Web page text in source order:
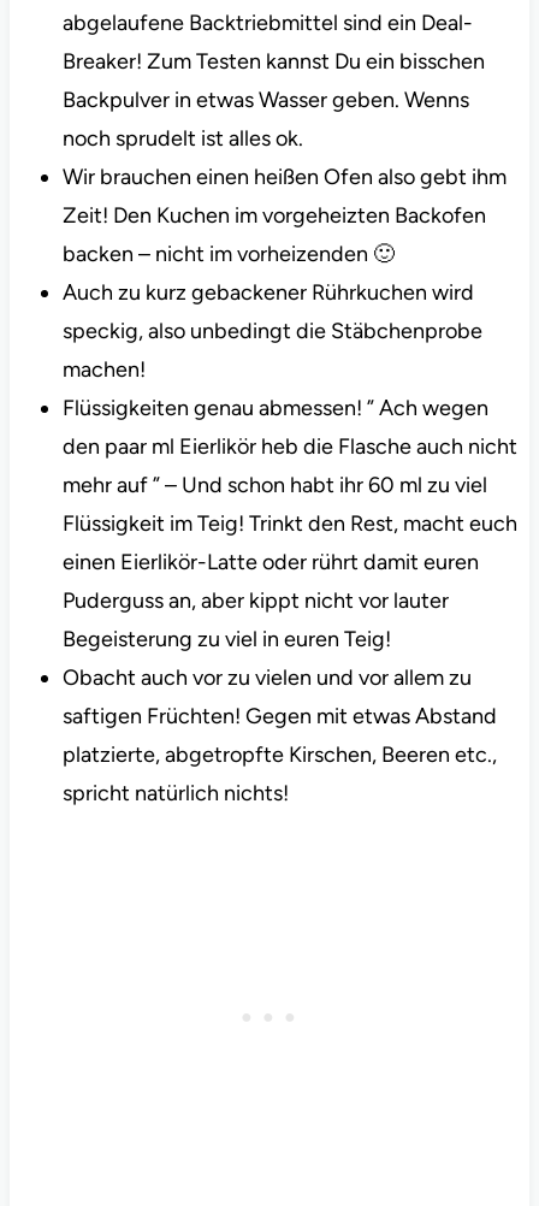
abgelaufene Backtriebmittel sind ein Deal-
Breaker! Zum Testen kannst Du ein bisschen
Backpulver in etwas Wasser geben. Wenns
noch sprudelt ist alles ok.
Wir brauchen einen heißen Ofen also gebt ihm
Zeit! Den Kuchen im vorgeheizten Backofen
backen – nicht im vorheizenden 🙂
Auch zu kurz gebackener Rührkuchen wird
speckig, also unbedingt die Stäbchenprobe
machen!
Flüssigkeiten genau abmessen! ” Ach wegen
den paar ml Eierlikör heb die Flasche auch nicht
mehr auf ” – Und schon habt ihr 60 ml zu viel
Flüssigkeit im Teig! Trinkt den Rest, macht euch
einen Eierlikör-Latte oder rührt damit euren
Puderguss an, aber kippt nicht vor lauter
Begeisterung zu viel in euren Teig!
Obacht auch vor zu vielen und vor allem zu
saftigen Früchten! Gegen mit etwas Abstand
platzierte, abgetropfte Kirschen, Beeren etc.,
spricht natürlich nichts!